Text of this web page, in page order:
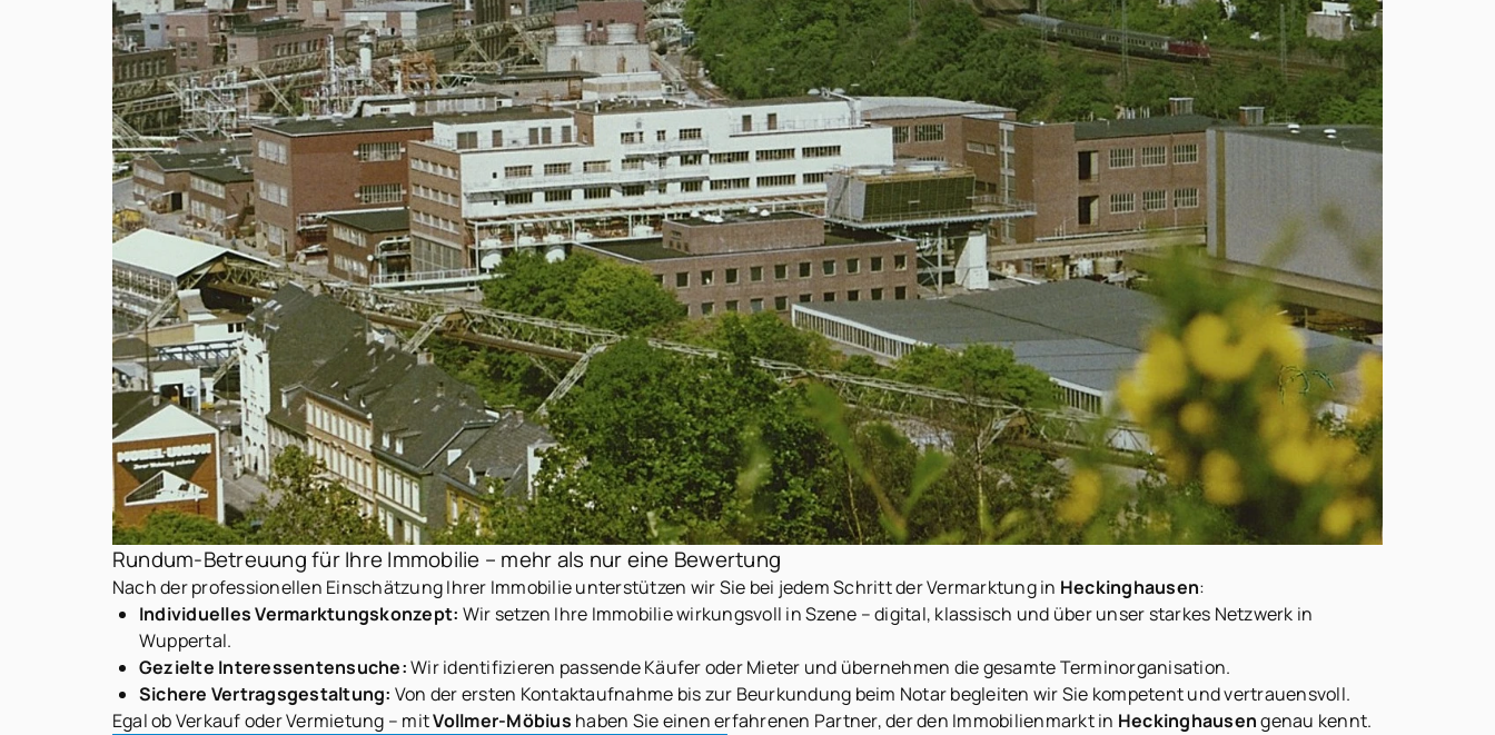
Rundum-Betreuung für Ihre Immobilie – mehr als nur eine Bewertung
Nach der professionellen Einschätzung Ihrer Immobilie unterstützen wir Sie bei jedem Schritt der Vermarktung in Heckinghausen:
Individuelles Vermarktungskonzept: Wir setzen Ihre Immobilie wirkungsvoll in Szene – digital, klassisch und über unser starkes Netzwerk in
Wuppertal.
Gezielte Interessentensuche:Wir identifizieren passende Käufer oder Mieter und übernehmen die gesamte Terminorganisation.
Sichere Vertragsgestaltung: Von der ersten Kontaktaufnahme bis zur Beurkundung beim Notar begleiten wir Sie kompetent und vertrauensvoll.
Egal ob Verkauf oder Vermietung – mitVollmer-Möbius haben Sie einen erfahrenen Partner, der den Immobilienmarkt in Heckinghausengenau kennt.